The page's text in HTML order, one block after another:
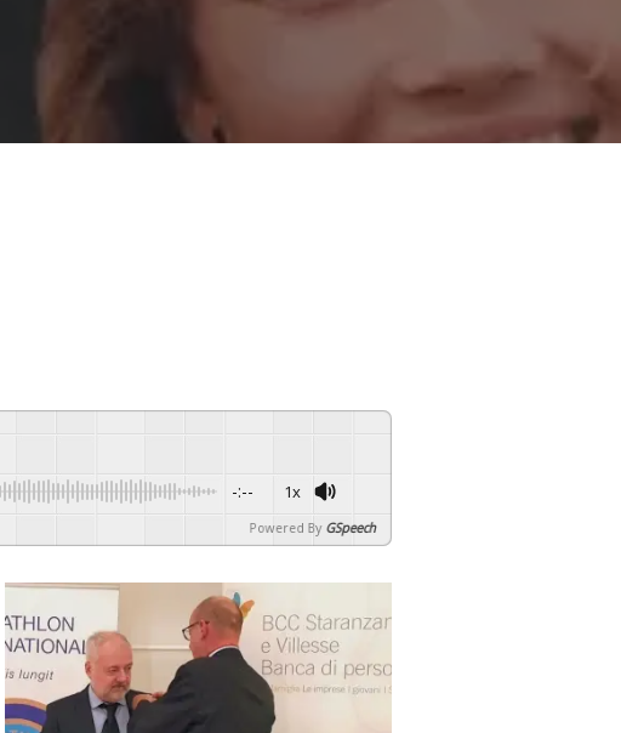
-:-- 1x
Powered By GSpeech